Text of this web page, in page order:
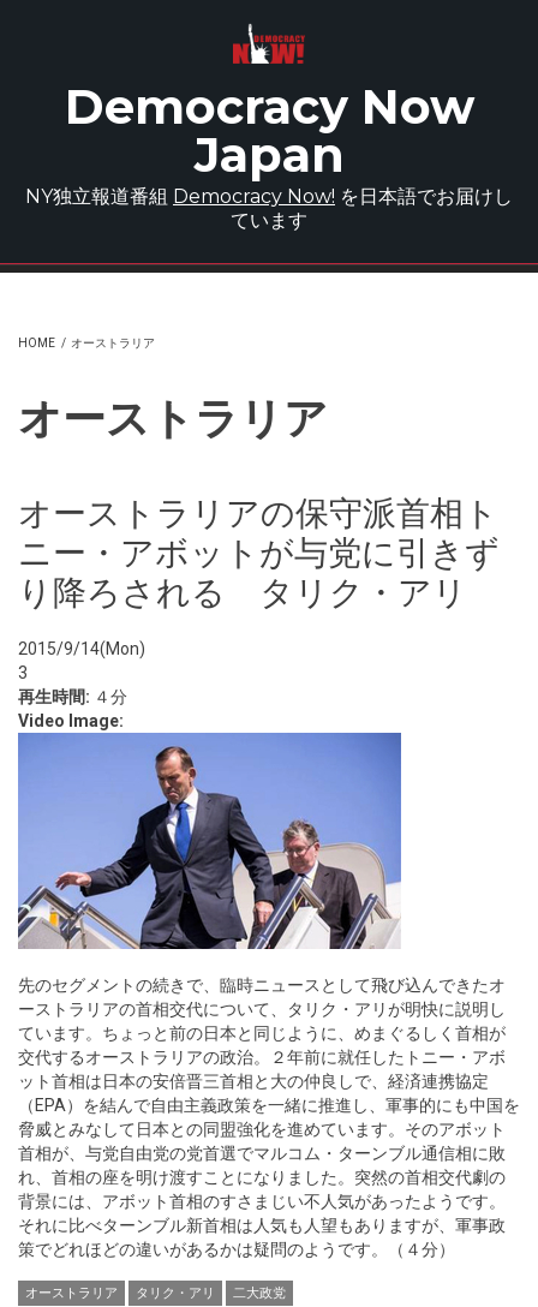
Democracy Now
Japan
NY独立報道番組 Democracy Now! を日本語でお届けし
ています
HOME / オーストラリア
オーストラリア
オーストラリアの保守派首相ト
ニー・アボットが与党に引きず
り降ろされる タリク・アリ
2015/9/14(Mon)
3
再生時間: ４分
Video Image:
先のセグメントの続きで、臨時ニュースとして飛び込んできたオ
ーストラリアの首相交代について、タリク・アリが明快に説明し
ています。ちょっと前の日本と同じように、めまぐるしく首相が
交代するオーストラリアの政治。２年前に就任したトニー・アボ
ット首相は日本の安倍晋三首相と大の仲良しで、経済連携協定
（EPA）を結んで自由主義政策を一緒に推進し、軍事的にも中国を
脅威とみなして日本との同盟強化を進めています。そのアボット
首相が、与党自由党の党首選でマルコム・ターンブル通信相に敗
れ、首相の座を明け渡すことになりました。突然の首相交代劇の
背景には、アボット首相のすさまじい不人気があったようです。
それに比べターンブル新首相は人気も人望もありますが、軍事政
策でどれほどの違いがあるかは疑問のようです。（４分）
オーストラリア タリク・アリ 二大政党